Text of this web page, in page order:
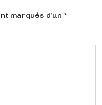
marqués d'un *